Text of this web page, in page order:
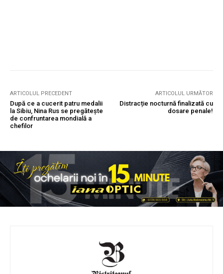
ARTICOLUL PRECEDENT
După ce a cucerit patru medalii
la Sibiu, Nina Rus se pregătește
de confruntarea mondială a
chefilor
ARTICOLUL URMĂTOR
Distracție nocturnă finalizată cu
dosare penale!